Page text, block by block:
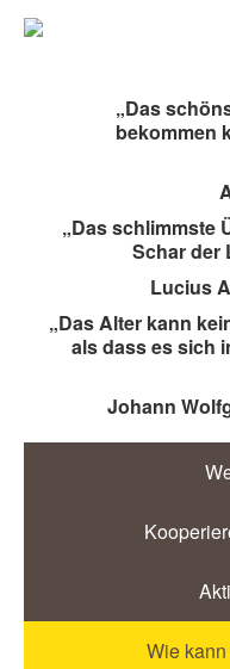
„Das
bekommen
„Das schlimmste
Schar der
Lucius
„Das Alter kann
als dass es sich
Johann
Wie